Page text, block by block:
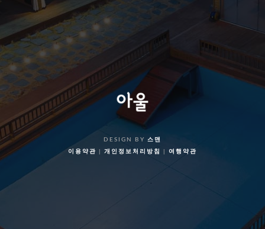
DESIGN BY 스맨
이용약관
개인정보처리방침 여행약관